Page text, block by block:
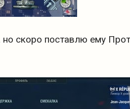
скоро поставлю ему